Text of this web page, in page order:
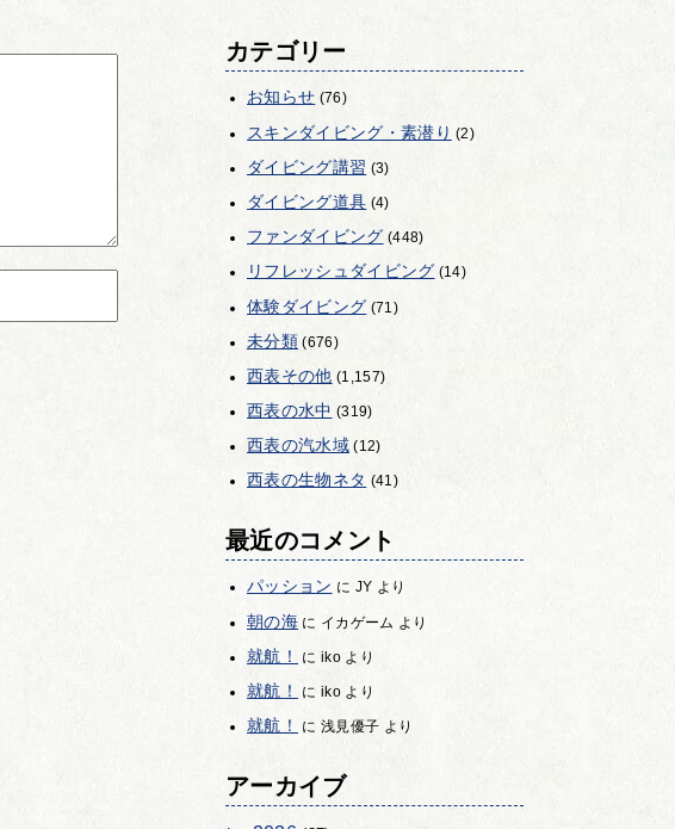
カテゴリー
お知らせ (76)
スキンダイビング・素潜り (2)
ダイビング講習 (3)
ダイビング道具 (4)
ファンダイビング (448)
リフレッシュダイビング (14)
体験ダイビング (71)
未分類(676)
西表その他 (1,157)
西表の水中 (319)
西表の汽水域(12)
西表の生物ネタ (41)
最近のコメント
パッション に JY より
朝の海に イカゲーム より
就航！ に ikoより
就航！ に ikoより
就航！ に 浅見優子 より
アーカイブ